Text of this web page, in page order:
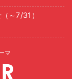
～7/31）
マ